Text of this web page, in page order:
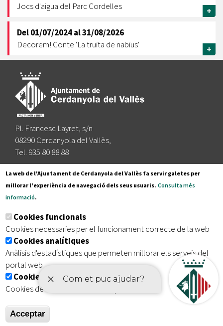
Jocs d'aigua del Parc Cordelles
+
Del01/07/2024al31/08/2026
Decorem! Conte 'La truita de nabius'
+
Pl. Francesc Layret, s/n
08290 Cerdanyola del Vallès,
Tel. 935 80 88 88
Segueix-nos a:
Subscriu-te al nostre butlletí
Inici | Avís legal | Protecció de dades
| Accessibilitat
La web de l'Ajuntament de Cerdanyola del Vallès fa servir galetes per
millorar l'experiència de navegació dels seus usuaris. Consulta més
informació.
Cookies funcionals
Cookies necessaries per el funcionament correcte de la web
Cookies analítiques
Anàlisis d'estadístiques que permeten millorar els serveis del
portal web
Cookies publicitàries
Cookies de tercers amb finalitat publicitària
Acceptar